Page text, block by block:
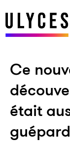
Ce
était
guépard